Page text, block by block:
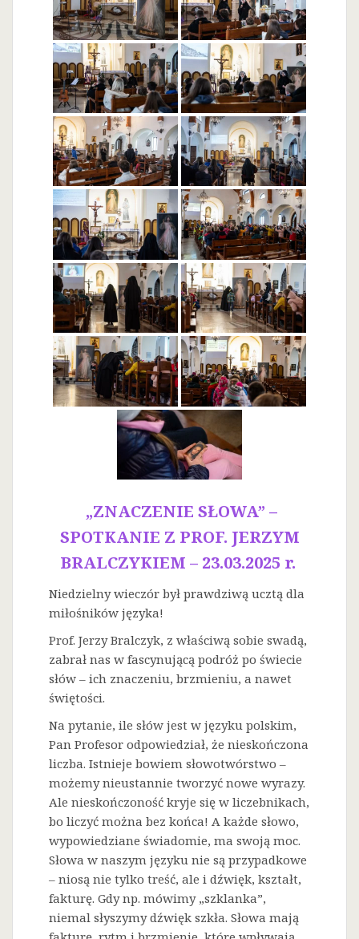
„ZNACZENIE SŁOWA” –
SPOTKANIE Z PROF. JERZYM
BRALCZYKIEM – 23.03.2025 r.
Niedzielny wieczór był prawdziwą ucztą dla
miłośników języka!
Prof. Jerzy Bralczyk, z właściwą sobie swadą,
zabrał nas w fascynującą podróż po świecie
słów – ich znaczeniu, brzmieniu, a nawet
świętości.
Na pytanie, ile słów jest w języku polskim,
Pan Profesor odpowiedział, że nieskończona
liczba. Istnieje bowiem słowotwórstwo –
możemy nieustannie tworzyć nowe wyrazy.
Ale nieskończoność kryje się w liczebnikach,
bo liczyć można bez końca! A każde słowo,
wypowiedziane świadomie, ma swoją moc.
Słowa w naszym języku nie są przypadkowe
– niosą nie tylko treść, ale i dźwięk, kształt,
fakturę. Gdy np. mówimy „szklanka”,
niemal słyszymy dźwięk szkła. Słowa mają